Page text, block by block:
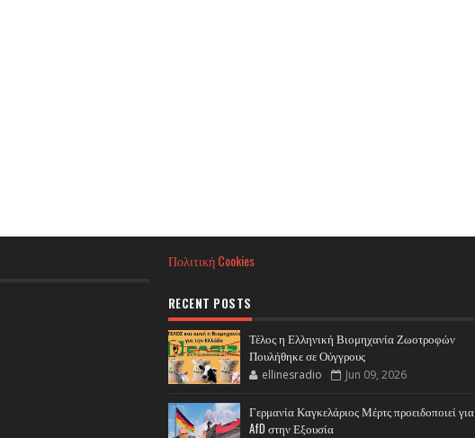
Πολιτική Cookies
RECENT POSTS
Τέλος η Ελληνική Βιομηχανία Ζωοτροφών
Πουλήθηκε σε Ούγγρους
ellinesradio Jun 09, 2026
Γερμανία Καγκελάριος Μέρτς προειδοποιεί για
AfD στην Εξουσία